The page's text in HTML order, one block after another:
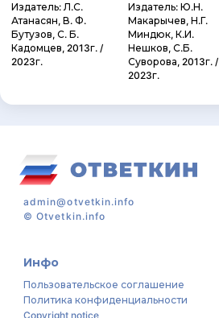
Издатель: Л.С.
Атанасян, В. Ф.
Бутузов, С. Б.
Кадомцев, 2013г. /
2023г.
Издатель: Ю.Н.
Макарычев, Н.Г.
Миндюк, К.И.
Нешков, С.Б.
Суворова, 2013г. /
2023г.
admin@otvetkin.info
©Otvetkin.info
Инфо
Пользовательское соглашение
Политика конфиденциальности
Copyright notice